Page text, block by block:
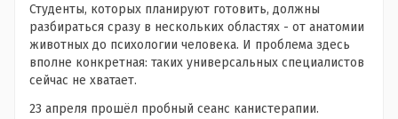
Студенты, которых планируют готовить, должны
разбираться сразу в нескольких областях - от анатомии
животных до психологии человека. И проблема здесь
вполне конкретная: таких универсальных специалистов
сейчас не хватает.
23 апреля прошёл пробный сеанс канистерапии.